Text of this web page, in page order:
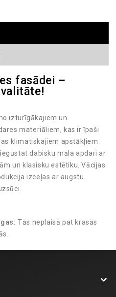
fasādei –
izturīgākajiem un
materiāliem, kas ir īpaši
klimatiskajiem apstākļiem.
dabisku māla apdari ar
un klasisku estētiku. Vācijas
izceļas ar augstu
Tās neplaisā pat krasās
apkope.